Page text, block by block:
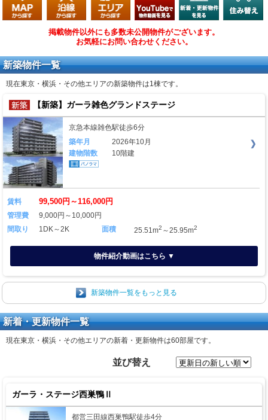
掲載物件以外にも多数未公開物件がございます。
お気軽にお問い合わせください。
新築物件一覧
現在東京・横浜・その他エリアの新築物件は1棟です。
【新築】ガーラ雑色グランドステージ
京急本線雑色駅徒歩6分
築年月
2026年10月
建物階数
10階建
賃料 99,500円～116,000円
管理費
9,000円～10,000円
間取り
1DK～2K 面積 25.51m2 ～25.95m2
物件紹介動画はこちら ▼
新築物件一覧をもっと見る
新着・更新物件一覧
現在東京・横浜・その他エリアの新着・更新物件は60部屋です。
並び替え
ガーラ・ステージ西巣鴨Ⅱ
都営三田線西巣鴨駅徒歩4分